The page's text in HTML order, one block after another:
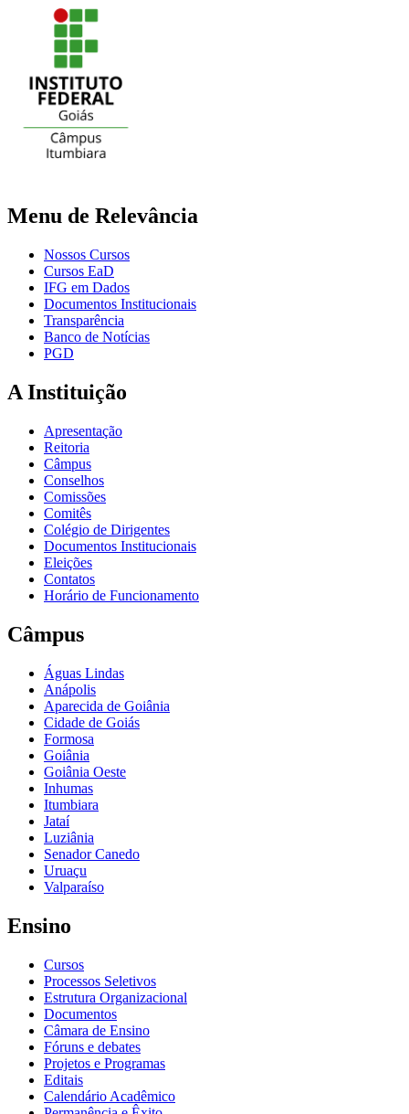
Menu de Relevância
Nossos Cursos
Cursos EaD
IFG em Dados
Documentos Institucionais
Transparência
Banco de Notícias
PGD
A Instituição
Apresentação
Reitoria
Câmpus
Conselhos
Comissões
Comitês
Colégio de Dirigentes
Documentos Institucionais
Eleições
Contatos
Horário de Funcionamento
Câmpus
Águas Lindas
Anápolis
Aparecida de Goiânia
Cidade de Goiás
Formosa
Goiânia
Goiânia Oeste
Inhumas
Itumbiara
Jataí
Luziânia
Senador Canedo
Uruaçu
Valparaíso
Ensino
Cursos
Processos Seletivos
Estrutura Organizacional
Documentos
Câmara de Ensino
Fóruns e debates
Projetos e Programas
Editais
Calendário Acadêmico